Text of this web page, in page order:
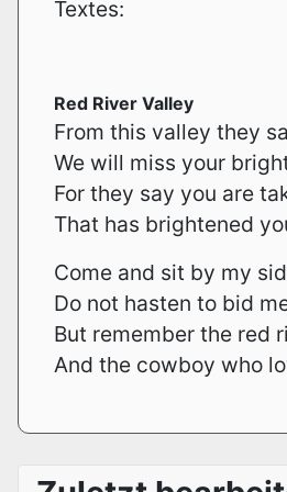
Textes:
Red River Valley
From this valley they
We will miss your
For they say you are
That has brightened
Come and sit by my
Do not hasten to bid
But remember the red
And the cowboy who